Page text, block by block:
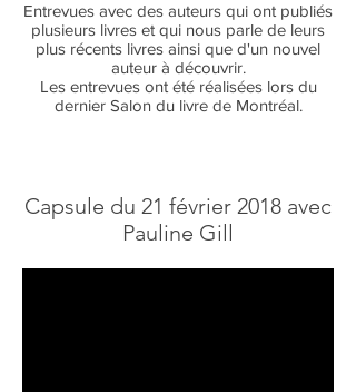
Entrevues avec des auteurs qui ont publiés
plusieurs livres et qui nous parle de leurs
plus récents livres ainsi que d'un nouvel
auteur à découvrir.
Les entrevues ont été réalisées lors du
dernier Salon du livre de Montréal.
Capsule du 21 février 2018 avec
Pauline Gill